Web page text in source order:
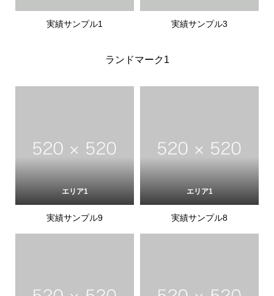
実績サンプル1 実績サンプル3
ランドマーク1
エリア1
実績サンプル9
エリア1
実績サンプル8